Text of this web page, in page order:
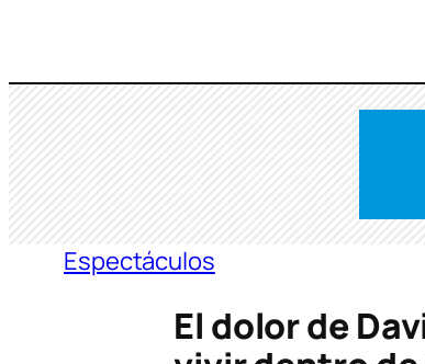
contenido
Espectáculos
El dolor de